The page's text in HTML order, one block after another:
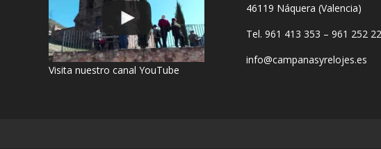
Visita nuestro canal YouTube
46119 Náquera (Valencia)
Tel. 961 413 353 – 961 252
info@campanasyrelojes.es